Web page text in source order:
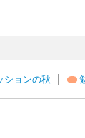
ションの秋